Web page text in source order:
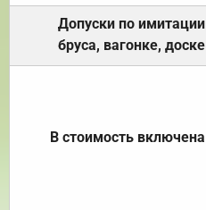
Допуски по имитации
бруса, вагонке, доске
В стоимость включена